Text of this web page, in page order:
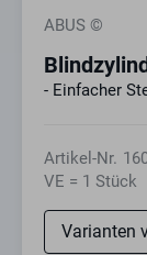
ABUS ©
- Einfacher
Artikel-Nr.
VE = 1 Stück